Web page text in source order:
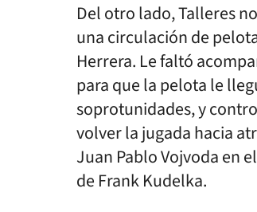
Del otro lado, Talleres
una circulación de
Herrera. Le faltó
para que la pelota le
soprotunidades, y
volver la jugada hacia
Juan Pablo Vojvoda en
de Frank Kudelka.